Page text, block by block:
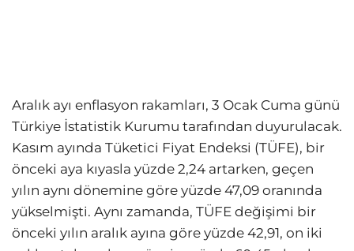
Aralık ayı enflasyon rakamları, 3 Ocak Cuma günü
Türkiye İstatistik Kurumu tarafından duyurulacak.
Kasım ayında Tüketici Fiyat Endeksi (TÜFE), bir
önceki aya kıyasla yüzde 2,24 artarken, geçen
yılın aynı dönemine göre yüzde 47,09 oranında
yükselmişti. Aynı zamanda, TÜFE değişimi bir
önceki yılın aralık ayına göre yüzde 42,91, on iki